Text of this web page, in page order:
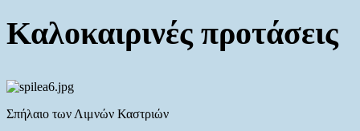
Καλοκαιρινές προτάσεις
Σπήλαιο των Λιμνών Καστριών